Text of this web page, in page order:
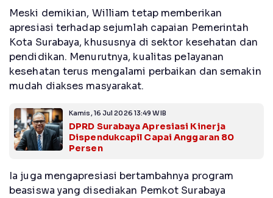
Meski demikian, William tetap memberikan
apresiasi terhadap sejumlah capaian Pemerintah
Kota Surabaya, khususnya di sektor kesehatan dan
pendidikan. Menurutnya, kualitas pelayanan
kesehatan terus mengalami perbaikan dan semakin
mudah diakses masyarakat.
Kamis, 16 Jul 2026 13:49 WIB
DPRD Surabaya Apresiasi Kinerja
Dispendukcapil Capai Anggaran 80
Persen
Ia juga mengapresiasi bertambahnya program
beasiswa yang disediakan Pemkot Surabaya